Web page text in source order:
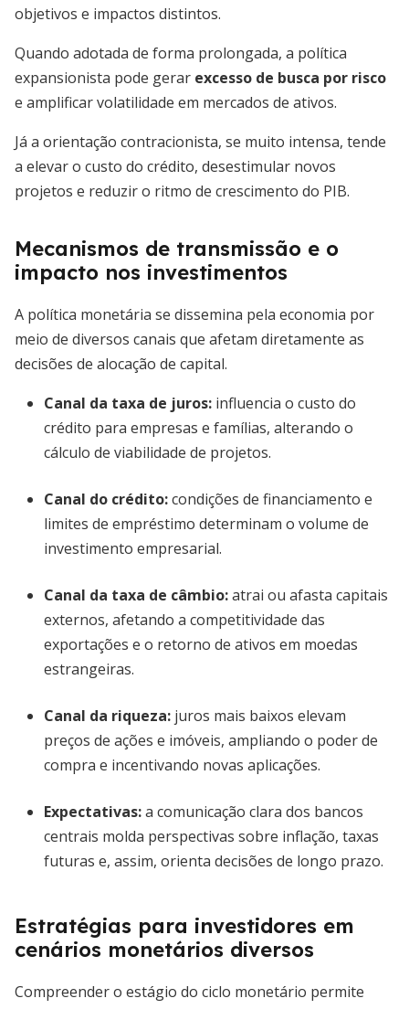
objetivos e impactos distintos.
Quando adotada de forma prolongada, a política
expansionista pode gerar excesso de busca por risco
e amplificar volatilidade em mercados de ativos.
Já a orientação contracionista, se muito intensa, tende
a elevar o custo do crédito, desestimular novos
projetos e reduzir o ritmo de crescimento do PIB.
Mecanismos de transmissão e o
impacto nos investimentos
A política monetária se dissemina pela economia por
meio de diversos canais que afetam diretamente as
decisões de alocação de capital.
Canal da taxa de juros: influencia o custo do
crédito para empresas e famílias, alterando o
cálculo de viabilidade de projetos.
Canal do crédito:condições de financiamento e
limites de empréstimo determinam o volume de
investimento empresarial.
Canal da taxa de câmbio:atrai ou afasta capitais
externos, afetando a competitividade das
exportações e o retorno de ativos em moedas
estrangeiras.
Canal da riqueza: juros mais baixos elevam
preços de ações e imóveis, ampliando o poder de
compra e incentivando novas aplicações.
Expectativas:a comunicação clara dos bancos
centrais molda perspectivas sobre inflação, taxas
futuras e, assim, orienta decisões de longo prazo.
Estratégias para investidores em
cenários monetários diversos
Compreender o estágio do ciclo monetário permite